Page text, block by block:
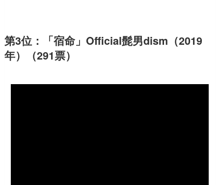
第3位：「宿命」Official髭男dism（2019
年）（291票）